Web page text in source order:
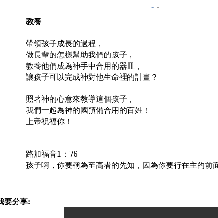
- -
教養
帶領孩子成長的過程，
做長輩的怎樣幫助我們的孩子，
教養他們成為神手中合用的器皿，
讓孩子可以完成神對他生命裡的計畫？
照著神的心意來教導這個孩子，
我們一起為神的國預備合用的百姓！
上帝祝福你！
路加福音1 ： 76
孩子啊，你要稱為至高者的先知，因為你要行在主的前
要分享: